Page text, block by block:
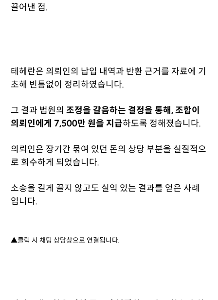
끌어낸 점.
테헤란은 의뢰인의 납입 내역과 반환 근거를 자료에 기
초해 빈틈없이 정리하였습니다.
그 결과 법원의조정을 갈음하는 결정을 통해, 조합이
의뢰인에게 7,500만 원을 지급하도록 정해졌습니다.
의뢰인은 장기간 묶여 있던 돈의 상당 부분을 실질적으
로 회수하게 되었습니다.
소송을 길게 끌지 않고도 실익 있는 결과를 얻은 사례
입니다.
▲클릭 시 채팅 상담창으로 연결됩니다.